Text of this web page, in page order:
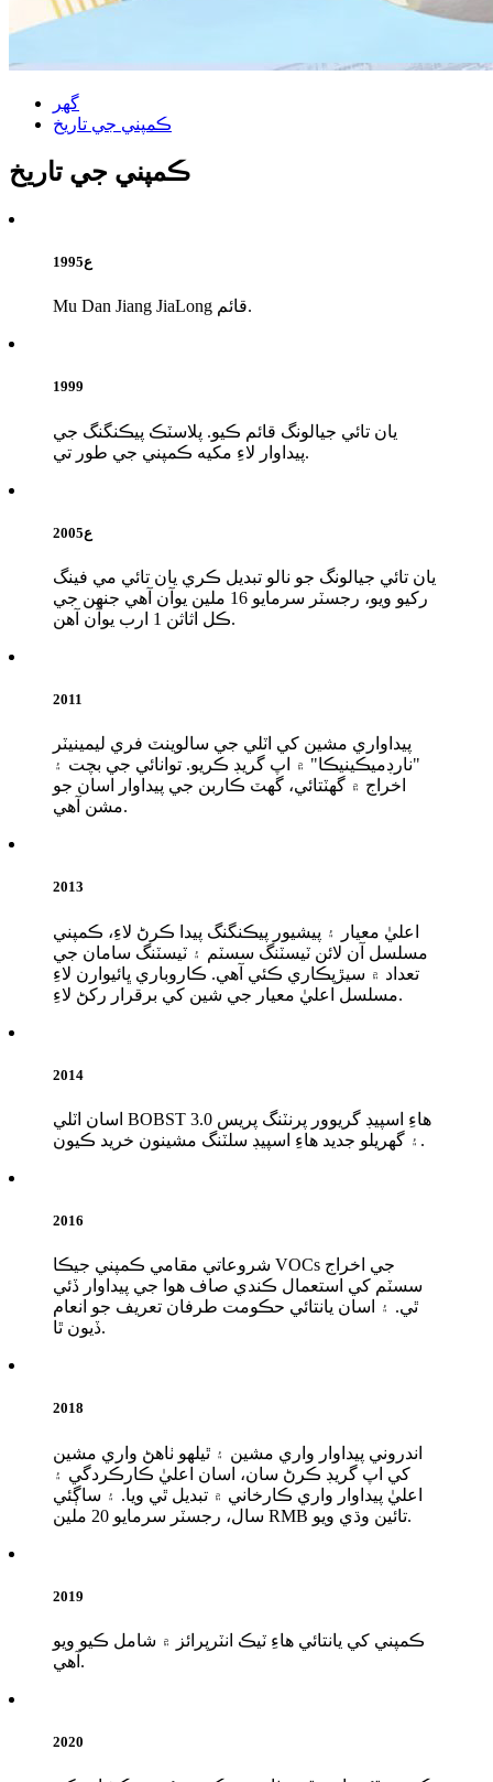
گھر
ڪمپني جي تاريخ
ڪمپني جي تاريخ
1995ع
Mu Dan Jiang JiaLong قائم.
1999
يان تائي جيالونگ قائم ڪيو. پلاسٽڪ پيڪنگنگ جي
پيداوار لاءِ مکيه ڪمپني جي طور تي.
2005ع
يان تائي جيالونگ جو نالو تبديل ڪري يان تائي مي فينگ
رکيو ويو، رجسٽر سرمايو 16 ملين يوآن آهي جنهن جي
ڪل اثاثن 1 ارب يوآن آهن.
2011
پيداواري مشين کي اٽلي جي سالوينٽ فري ليمينيٽر
"نارڊميڪينيڪا" ۾ اپ گريڊ ڪريو. توانائي جي بچت ۽
اخراج ۾ گهٽتائي، گهٽ ڪاربن جي پيداوار اسان جو
مشن آهي.
2013
اعليٰ معيار ۽ پيشيور پيڪنگنگ پيدا ڪرڻ لاءِ، ڪمپني
مسلسل آن لائن ٽيسٽنگ سسٽم ۽ ٽيسٽنگ سامان جي
تعداد ۾ سيڙپڪاري ڪئي آهي. ڪاروباري ڀائيوارن لاءِ
مسلسل اعليٰ معيار جي شين کي برقرار رکڻ لاءِ.
2014
اسان اٽلي BOBST 3.0 هاءِ اسپيڊ گريوور پرنٽنگ پريس
۽ گهريلو جديد هاءِ اسپيڊ سلٽنگ مشينون خريد ڪيون.
2016
شروعاتي مقامي ڪمپني جيڪا VOCs جي اخراج
سسٽم کي استعمال ڪندي صاف هوا جي پيداوار ڏئي
ٿي. ۽ اسان يانتائي حڪومت طرفان تعريف جو انعام
ڏيون ٿا.
2018
اندروني پيداوار واري مشين ۽ ٿيلهو ٺاهڻ واري مشين
کي اپ گريڊ ڪرڻ سان، اسان اعليٰ ڪارڪردگي ۽
اعليٰ پيداوار واري ڪارخاني ۾ تبديل ٿي ويا. ۽ ساڳئي
سال، رجسٽر سرمايو 20 ملين RMB تائين وڌي ويو.
2019
ڪمپني کي يانتائي هاءِ ٽيڪ انٽرپرائز ۾ شامل ڪيو ويو
آهي.
2020